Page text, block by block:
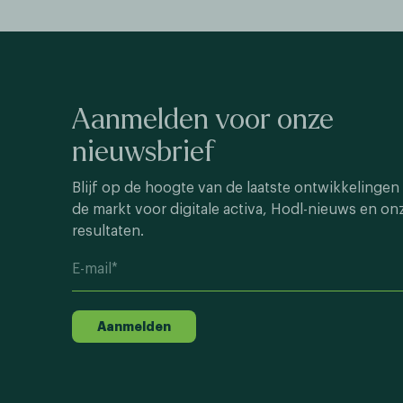
Aanmelden voor onze
nieuwsbrief
Blijf op de hoogte van de laatste ontwikkelingen
de markt voor digitale activa, Hodl-nieuws en
resultaten.
Aanmelden